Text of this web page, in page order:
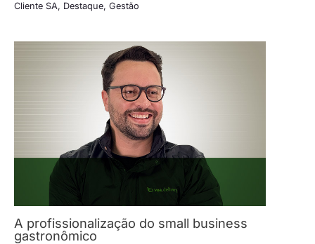
Cliente SA, Destaque, Gestão
A profissionalização do small business
gastronômico